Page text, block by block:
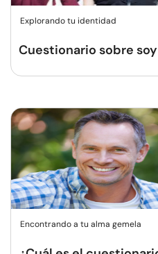
Explorando tu identidad
Cuestionario sobre
Encontrando a tu alma gemela